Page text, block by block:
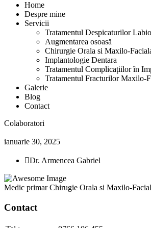
Home
Despre mine
Servicii
Tratamentul Despicaturilor
Augmentarea osoasă
Chirurgie Orala si Maxilo-
Implantologie Dentara
Tratamentul Complicațiilor în
Tratamentul Fracturilor Maxilo-
Galerie
Blog
Contact
Colaboratori
ianuarie 30, 2025
Dr. Armencea Gabriel
Medic primar Chirugie Orala si Maxilo-
Contact